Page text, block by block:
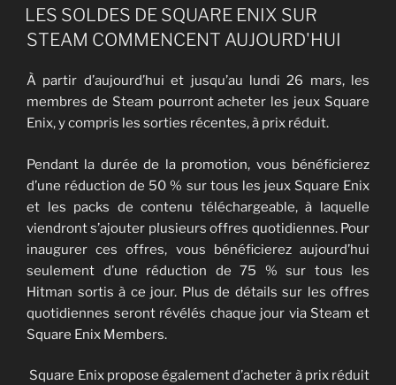
LE
LES SOLDES DE SQUARE ENIX SUR
STEAM COMMENCENT AUJOURD'HUI
À partir d’aujourd’hui et jusqu’au lundi 26 mars, les
membres de Steam pourront acheter les jeux Square
Enix, y compris les sorties récentes, à prix réduit.
Pendant la durée de la promotion, vous bénéficierez
d’une réduction de 50 % sur tous les jeux Square Enix
et les packs de contenu téléchargeable, à laquelle
viendront s’ajouter plusieurs offres quotidiennes. Pour
inaugurer ces offres, vous bénéficierez aujourd’hui
seulement d’une réduction de 75 % sur tous les
Hitman sortis à ce jour. Plus de détails sur les offres
quotidiennes seront révélés chaque jour via Steam et
Square Enix Members.
Square Enix propose également d’acheter à prix réduit